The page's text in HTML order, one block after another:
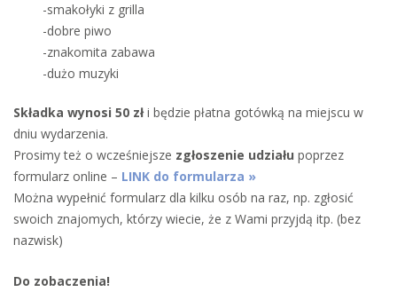
-smakołyki z grilla
-dobre piwo
-znakomita zabawa
-dużo muzyki
Składka wynosi 50 złi będzie płatna gotówką na miejscu w
dniu wydarzenia.
Prosimy też o wcześniejsze zgłoszenie udziału poprzez
formularz online – LINK do formularza »
Można wypełnić formularz dla kilku osób na raz, np. zgłosić
swoich znajomych, którzy wiecie, że z Wami przyjdą itp. (bez
nazwisk)
Do zobaczenia!